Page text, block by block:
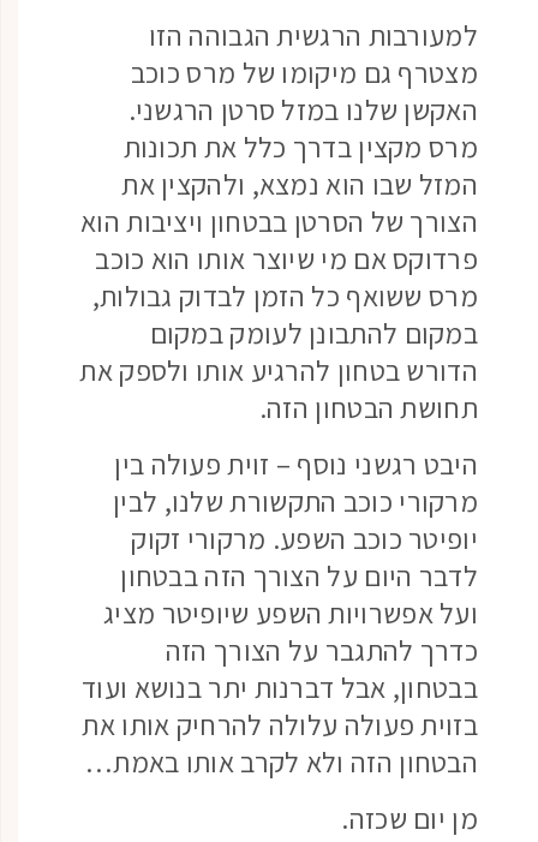
למעורבות הרגשית הגבוהה הזו
מצטרף גם מיקומו של מרס כוכב
האקשן שלנו במזל סרטן הרגשני.
מרס מקצין בדרך כלל את תכונות
המזל שבו הוא נמצא, ולהקצין את
הצורך של הסרטן בבטחון ויציבות הוא
פרדוקס אם מי שיוצר אותו הוא כוכב
מרס ששואף כל הזמן לבדוק גבולות,
במקום להתבונן לעומק במקום
הדורש בטחון להרגיע אותו ולספק את
תחושת הבטחון הזה.
היבט רגשני נוסף – זוית פעולה בין
מרקורי כוכב התקשורת שלנו, לבין
יופיטר כוכב השפע. מרקורי זקוק
לדבר היום על הצורך הזה בבטחון
ועל אפשרויות השפע שיופיטר מציג
כדרך להתגבר על הצורך הזה
בבטחון, אבל דברנות יתר בנושא ועוד
בזוית פעולה עלולה להרחיק אותו את
הבטחון הזה ולא לקרב אותו באמת…
מן יום שכזה.